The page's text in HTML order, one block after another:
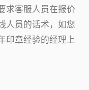
求客服人员在报价
人员的话术，如您
印章经验的经理上